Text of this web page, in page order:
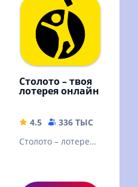
каналы
42.88 MB
Столото – твоя
лотерея онлайн
4.5 336 ТЫС
Столото – лотерея,
лото и другие